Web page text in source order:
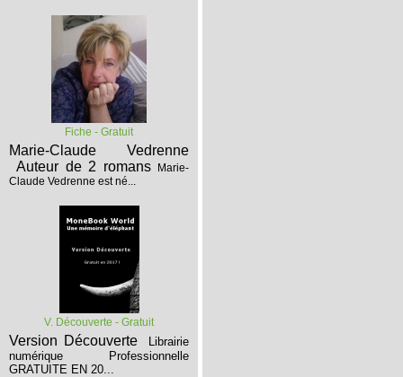
Fiche - Gratuit
Marie-Claude Vedrenne
Auteur de 2 romans
Marie-
Claude Vedrenne est né...
V. Découverte - Gratuit
Version Découverte
Librairie
numérique Professionnelle
GRATUITE EN 20...